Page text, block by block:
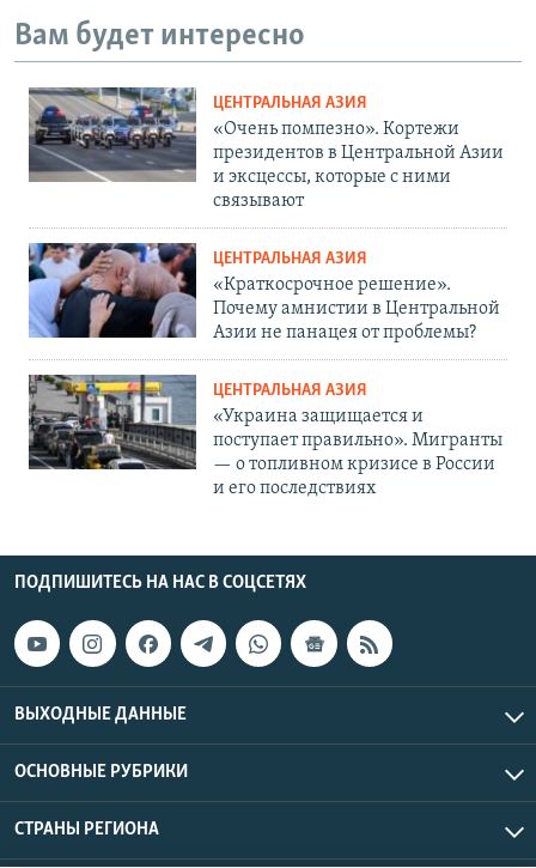
Вам будет интересно
ЦЕНТРАЛЬНАЯ АЗИЯ
«Очень помпезно». Кортежи
президентов в Центральной Азии
и эксцессы, которые с ними
связывают
ЦЕНТРАЛЬНАЯ АЗИЯ
«Краткосрочное решение».
Почему амнистии в Центральной
Азии не панацея от проблемы?
ЦЕНТРАЛЬНАЯ АЗИЯ
«Украина защищается и
поступает правильно». Мигранты
— о топливном кризисе в России
и его последствиях
ПОДПИШИТЕСЬ НА НАС В СОЦСЕТЯХ
ВЫХОДНЫЕ ДАННЫЕ
ОСНОВНЫЕ РУБРИКИ
СТРАНЫ РЕГИОНА